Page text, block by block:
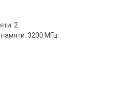
2
3200 МГц